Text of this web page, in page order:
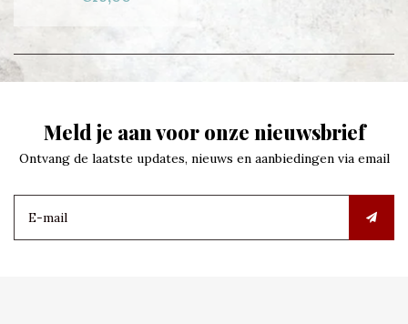
Meld je aan voor onze nieuwsbrief
Ontvang de laatste updates, nieuws en aanbiedingen via email